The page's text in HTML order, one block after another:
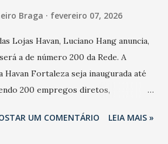
Braga fevereiro 07, 2026
Lojas Havan, Luciano Hang anuncia,
a de número 200 da Rede. A
Havan Fortaleza seja inaugurada até
200 empregos diretos,
não foi anunciada oficialmente, mas
UM COMENTÁRIO LEIA MAIS »